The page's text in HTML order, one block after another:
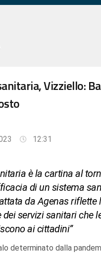
Vizziello:
12:31
è la cartina al
di un sistema
da Agenas riflette
servizi sanitari che
ai cittadini”
determinato dalla